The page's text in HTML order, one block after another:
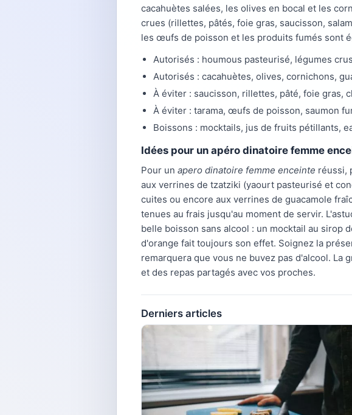
cacahuètes salées, les olives en bocal et les
crues (rillettes, pâtés, foie gras, saucisson,
les œufs de poisson et les produits fumés sont
Autorisés : houmous pasteurisé, légumes
Autorisés : cacahuètes, olives, cornichons,
À éviter : saucisson, rillettes, pâté, foie gras,
À éviter : tarama, œufs de poisson, saumon
Boissons : mocktails, jus de fruits pétillants,
Idées pour un apéro dinatoire femme
Pour un apero dinatoire femme enceinte réussi,
aux verrines de tzatziki (yaourt pasteurisé et
cuites ou encore aux verrines de guacamole
tenues au frais jusqu'au moment de servir.
belle boisson sans alcool : un mocktail au sirop
d'orange fait toujours son effet. Soignez la
remarquera que vous ne buvez pas d'alcool.
et des repas partagés avec vos proches.
Derniers articles